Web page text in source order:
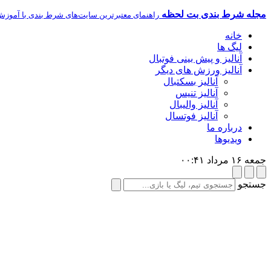
مجله شرط بندی بت لحظه راهنمای معتبرترین سایت‌های شرط بندی با
خانه
لیگ ها
آنالیز و پیش بینی فوتبال
آنالیز ورزش های دیگر
آنالیز بسکتبال
آنالیز تنیس
آنالیز والیبال
آنالیز فوتسال
درباره ما
ویدیوها
جمعه ۱۶ مرداد ۰۰:۴۱
جستجو